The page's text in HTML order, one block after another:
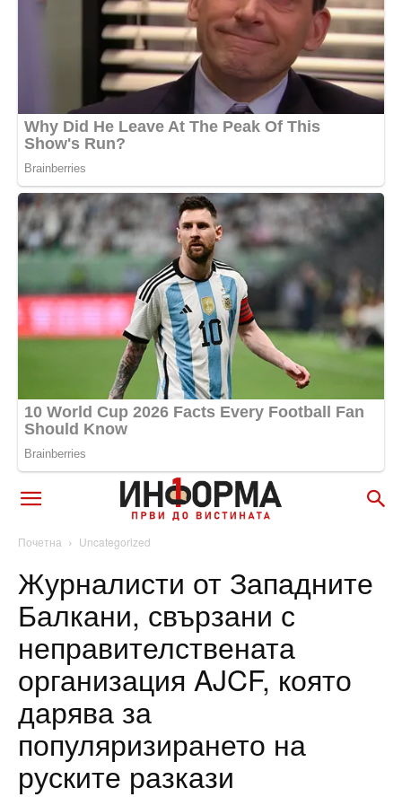
Почетна Uncategorized
Журналисти от Западните
Балкани, свързани с
неправителствената
организация AJCF, която
дарява за
популяризирането на
руските разкази